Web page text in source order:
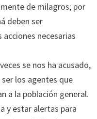
de milagros; por
deben ser
necesarias
se nos ha acusado,
los agentes que
a la población general.
y estar alertas para